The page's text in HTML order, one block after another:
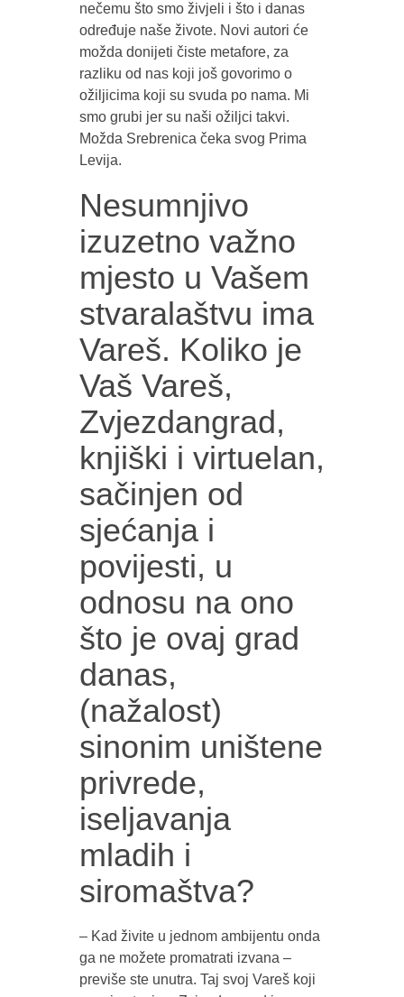
nečemu što smo živjeli i što i danas
određuje naše živote. Novi autori će
možda donijeti čiste metafore, za
razliku od nas koji još govorimo o
ožiljicima koji su svuda po nama. Mi
smo grubi jer su naši ožiljci takvi.
Možda Srebrenica čeka svog Prima
Levija.
Nesumnjivo
izuzetno važno
mjesto u Vašem
stvaralaštvu ima
Vareš. Koliko je
Vaš Vareš,
Zvjezdangrad,
knjiški i virtuelan,
sačinjen od
sjećanja i
povijesti, u
odnosu na ono
što je ovaj grad
danas,
(nažalost)
sinonim uništene
privrede,
iseljavanja
mladih i
siromaštva?
– Kad živite u jednom ambijentu onda
ga ne možete promatrati izvana –
previše ste unutra. Taj svoj Vareš koji